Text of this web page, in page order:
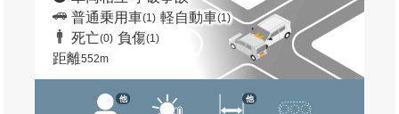
普通乗用車(1) 軽自動車(1)
死亡(0) 負傷(1)
距離552m
他 他